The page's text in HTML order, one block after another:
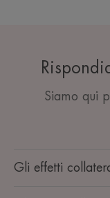
Siamo qui
Gli effetti